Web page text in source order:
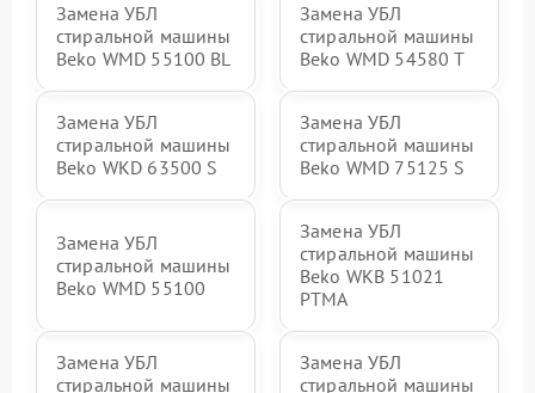
Замена УБЛ
стиральной машины
Beko WMD 55100 BL
Замена УБЛ
стиральной машины
Beko WMD 54580 T
Замена УБЛ
стиральной машины
Beko WKD 63500 S
Замена УБЛ
стиральной машины
Beko WMD 75125 S
Замена УБЛ
стиральной машины
Beko WMD 55100
Замена УБЛ
стиральной машины
Beko WKB 51021
PTМА
Замена УБЛ
стиральной машины
Замена УБЛ
стиральной машины